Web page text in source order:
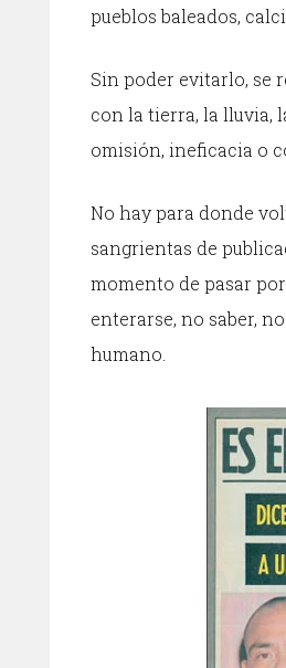
pueblos baleados,
Sin poder evitarlo, se
con la tierra, la lluvia,
omisión, ineficacia o
No hay para donde
sangrientas de
momento de pasar
enterarse, no saber,
humano.